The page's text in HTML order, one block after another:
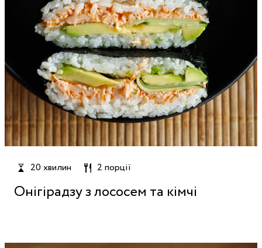
20 хвилин 2 порції
Онігірадзу з лососем та кімчі